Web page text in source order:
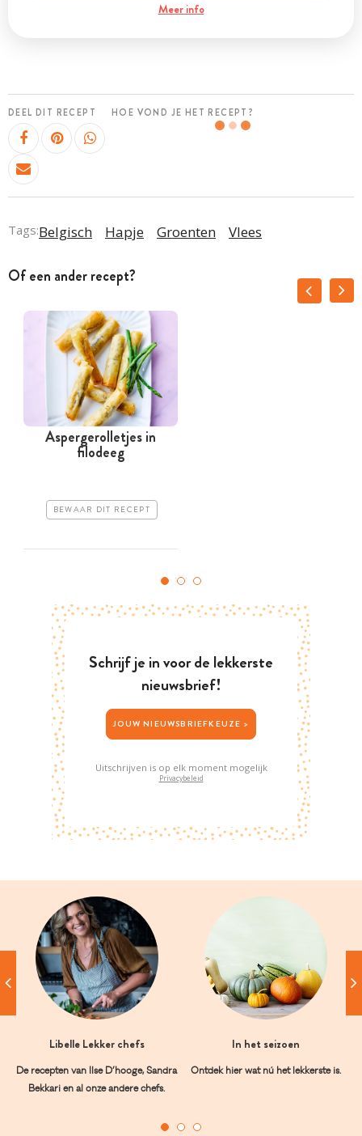
Meer info
DEEL DIT RECEPT HOE VOND JE HET RECEPT?
Tags:Belgisch Hapje Groenten Vlees
Of een ander recept?
Aspergerolletjes in
filodeeg
BEWAAR DIT RECEPT
Schrijf je in voor de lekkerste
nieuwsbrief!
JOUW NIEUWSBRIEFKEUZE >
Uitschrijven is op elk moment mogelijk
Privacybeleid
Libelle Lekker chefs
De recepten van Ilse D’hooge, Sandra
Bekkari en al onze andere chefs.
In het seizoen
Ontdek hier wat nú het lekkerste is.